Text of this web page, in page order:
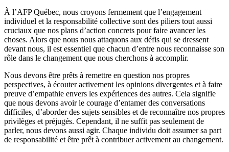
À l’AFP Québec, nous croyons fermement que l’engagement
individuel et la responsabilité collective sont des piliers tout aussi
cruciaux que nos plans d’action concrets pour faire avancer les
choses. Alors que nous nous attaquons aux défis qui se dressent
devant nous, il est essentiel que chacun d’entre nous reconnaisse son
rôle dans le changement que nous cherchons à accomplir.
Nous devons être prêts à remettre en question nos propres
perspectives, à écouter activement les opinions divergentes et à faire
preuve d’empathie envers les expériences des autres. Cela signifie
que nous devons avoir le courage d’entamer des conversations
difficiles, d’aborder des sujets sensibles et de reconnaître nos propres
privilèges et préjugés. Cependant, il ne suffit pas seulement de
parler, nous devons aussi agir. Chaque individu doit assumer sa part
de responsabilité et être prêt à contribuer activement au changement.